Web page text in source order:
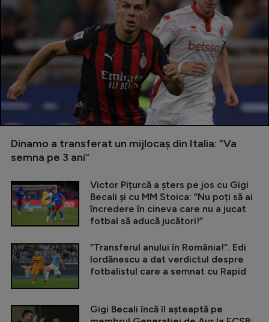
Dinamo a transferat un mijlocaș din Italia: ”Va
semna pe 3 ani”
Victor Pițurcă a șters pe jos cu Gigi
Becali și cu MM Stoica: ”Nu poți să ai
încredere în cineva care nu a jucat
fotbal să aducă jucători!”
”Transferul anului în România!”. Edi
Iordănescu a dat verdictul despre
fotbalistul care a semnat cu Rapid
Gigi Becali încă îl așteaptă pe